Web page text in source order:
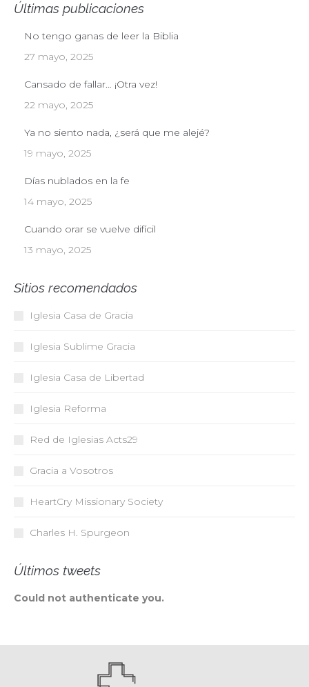
Últimas publicaciones
No tengo ganas de leer la Biblia
27 mayo, 2025
Cansado de fallar… ¡Otra vez!
22 mayo, 2025
Ya no siento nada, ¿será que me alejé?
19 mayo, 2025
Días nublados en la fe
14 mayo, 2025
Cuando orar se vuelve difícil
13 mayo, 2025
Sitios recomendados
Iglesia Casa de Gracia
Iglesia Sublime Gracia
Iglesia Casa de Libertad
Iglesia Reforma
Red de Iglesias Acts29
Gracia a Vosotros
HeartCry Missionary Society
Charles H. Spurgeon
Últimos tweets
Could not authenticate you.